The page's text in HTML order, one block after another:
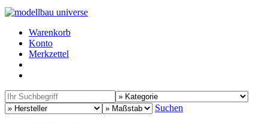
Warenkorb
Konto
Merkzettel
Suchen